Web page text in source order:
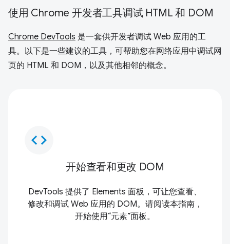
使用 Chrome 开发者工具调试 HTML 和 DOM
Chrome DevTools 是一套供开发者调试 Web 应用的工
具。以下是一些建议的工具，可帮助您在网络应用中调试网
页的 HTML 和 DOM，以及其他相邻的概念。
code
开始查看和更改 DOM
DevTools 提供了 Elements 面板，可让您查看、
修改和调试 Web 应用的 DOM。请阅读本指南，
开始使用“元素”面板。